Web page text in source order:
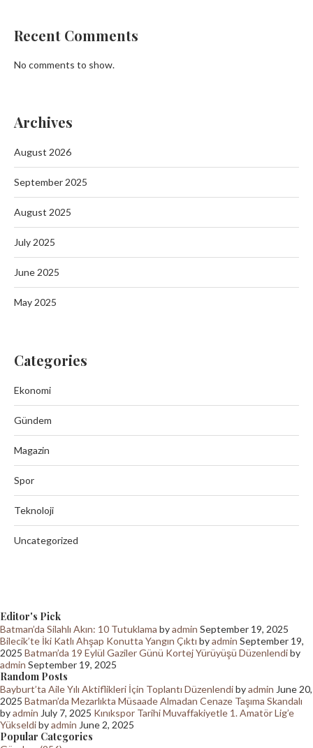
Recent Comments
No comments to show.
Archives
August 2026
September 2025
August 2025
July 2025
June 2025
May 2025
Categories
Ekonomi
Gündem
Magazin
Spor
Teknoloji
Uncategorized
Editor's Pick
Batman’da Silahlı Akın: 10 Tutuklama byadmin September 19, 2025
Bilecik’te İki Katlı Ahşap Konutta Yangın Çıktı byadmin September 19,
2025 Batman’da 19 Eylül Gaziler Günü Kortej Yürüyüşü Düzenlendiby
admin September 19, 2025
Random Posts
Bayburt’ta Aile Yılı Aktiflikleri İçin Toplantı Düzenlendibyadmin June 20,
2025 Batman’da Mezarlıkta Müsaade Almadan Cenaze Taşıma Skandalı
byadmin July 7, 2025 Kınıkspor Tarihi Muvaffakiyetle 1. Amatör Lig’e
Yükseldibyadmin June 2, 2025
Popular Categories